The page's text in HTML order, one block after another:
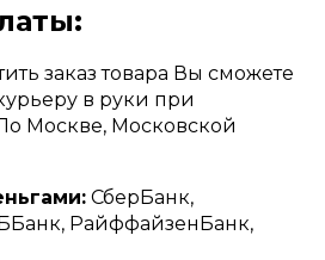
заказ товара Вы сможете
в руки при
Москве, Московской
СберБанк,
РайффайзенБанк,